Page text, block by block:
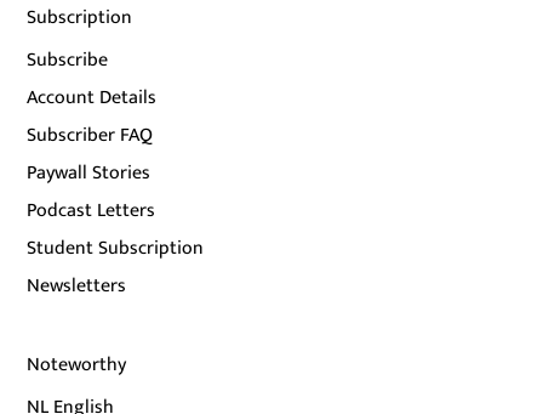
Subscription
Subscribe
Account Details
Subscriber FAQ
Paywall Stories
Podcast Letters
Student Subscription
Newsletters
Noteworthy